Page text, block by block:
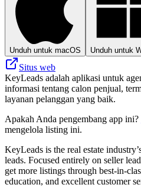
Unduh untuk macOS Unduh untuk
Situs web
KeyLeads adalah aplikasi untuk
informasi tentang calon penjual,
layanan pelanggan yang baik.
Apakah Anda pengembang app ini?
mengelola listing ini.
KeyLeads is the real estate
leads. Focused entirely on seller
get more listings through best-in-
education, and excellent customer